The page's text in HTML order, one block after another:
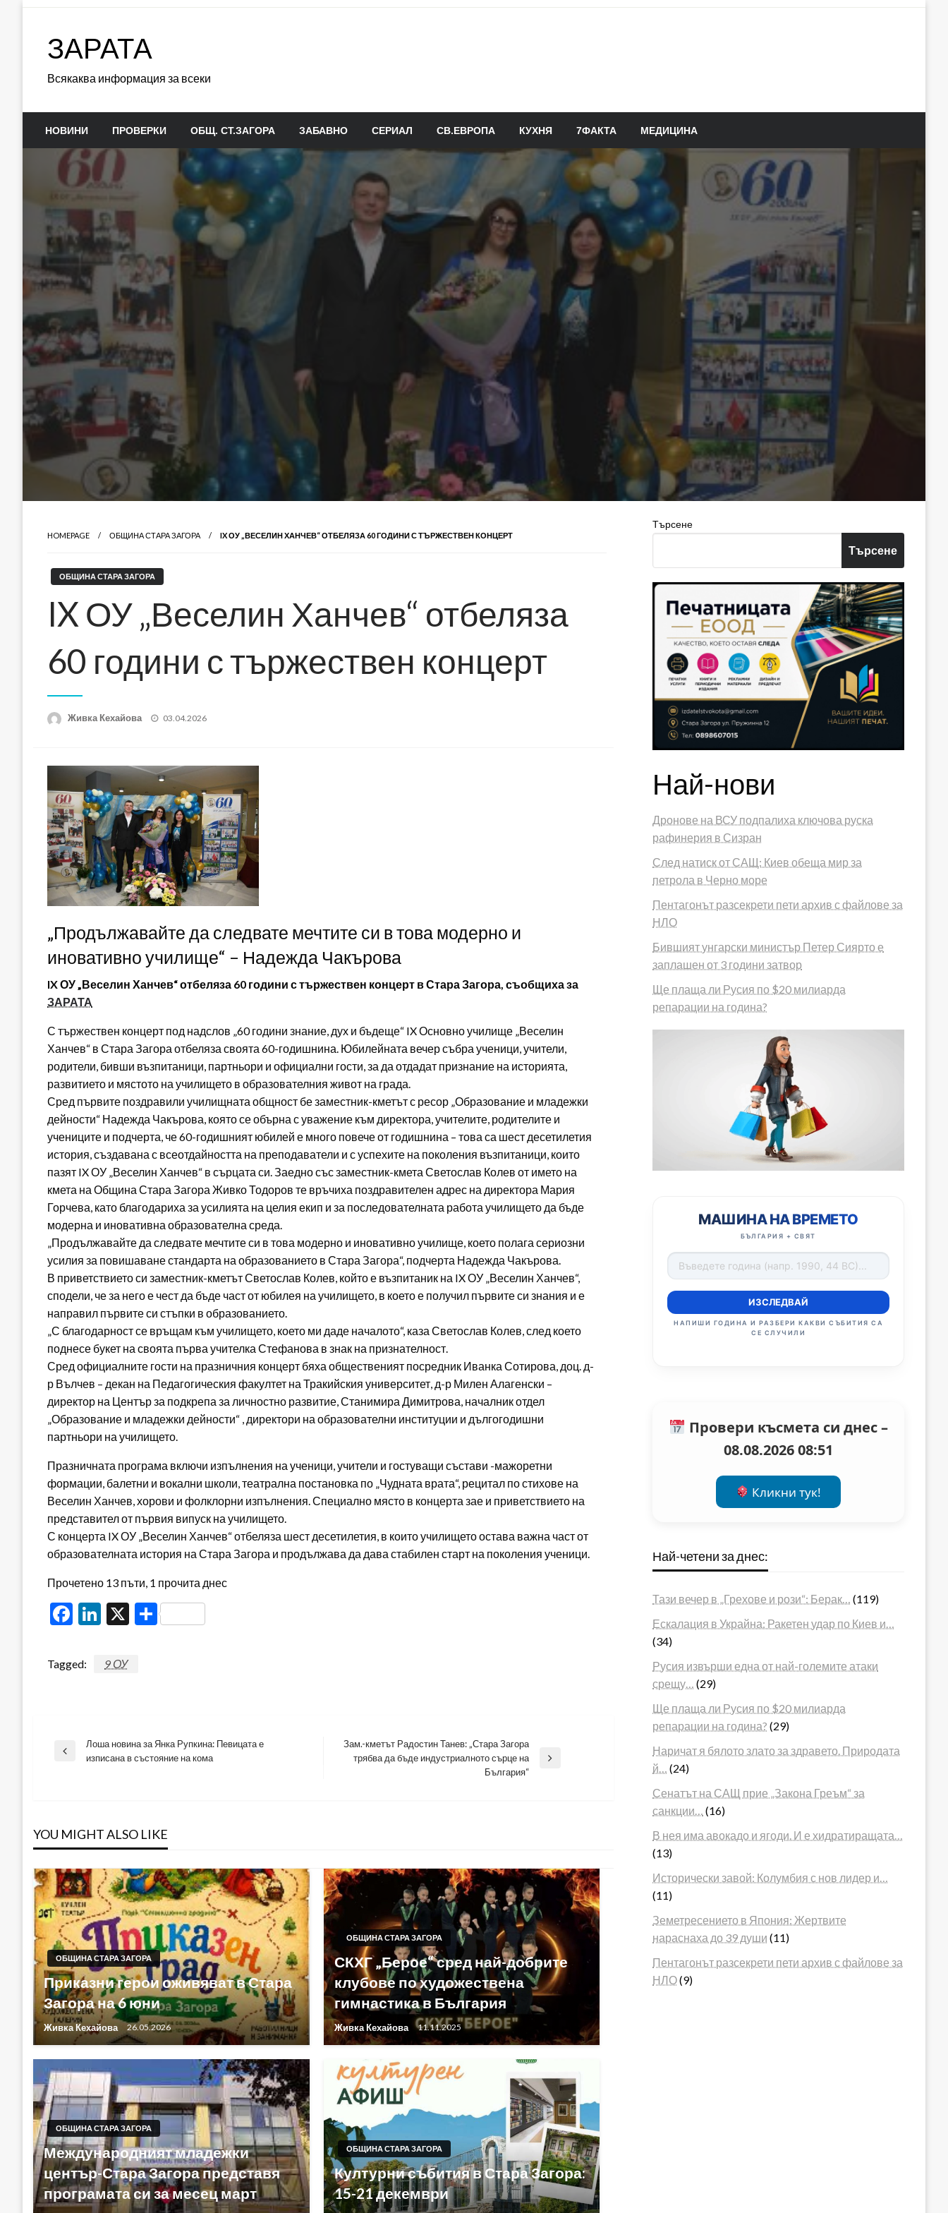
ЗАРАТА
Всякаква информация за всеки
НОВИНИ ПРОВЕРКИ ОБЩ. СТ.ЗАГОРА ЗАБАВНО СЕРИАЛ СВ.ЕВРОПА КУХНЯ 7ФАКТА МЕДИЦИНА
HOMEPAGE ОБЩИНА СТАРА ЗАГОРА IX ОУ „ВЕСЕЛИН ХАНЧЕВ“ ОТБЕЛЯЗА 60 ГОДИНИ С ТЪРЖЕСТВЕН КОНЦЕРТ
ОБЩИНА СТАРА ЗАГОРА
IX ОУ „Веселин Ханчев“ отбеляза
60 години с тържествен концерт
Живка Кехайова
Posted
03.04.2026
„Продължавайте да следвате мечтите си в това модерно и
иновативно училище“ – Надежда Чакърова
IX ОУ „Веселин Ханчев“ отбеляза 60 години с тържествен концерт в Стара Загора, съобщиха за
ЗАРАТА
С тържествен концерт под надслов „60 години знание, дух и бъдеще“ IX Основно училище „Веселин
Ханчев“ в Стара Загора отбеляза своята 60-годишнина. Юбилейната вечер събра ученици, учители,
родители, бивши възпитаници, партньори и официални гости, за да отдадат признание на историята,
развитието и мястото на училището в образователния живот на града.
Сред първите поздравили училищната общност бе заместник-кметът с ресор „Образование и младежки
дейности“ Надежда Чакърова, която се обърна с уважение към директора, учителите, родителите и
учениците и подчерта, че 60-годишният юбилей е много повече от годишнина – това са шест десетилетия
история, създавана с всеотдайността на преподаватели и с успехите на поколения възпитаници, които
пазят IX ОУ „Веселин Ханчев“ в сърцата си. Заедно със заместник-кмета Светослав Колев от името на
кмета на Община Стара Загора Живко Тодоров те връчиха поздравителен адрес на директора Мария
Горчева, като благодариха за усилията на целия екип и за последователната работа училището да бъде
модерна и иновативна образователна среда.
„Продължавайте да следвате мечтите си в това модерно и иновативно училище, което полага сериозни
усилия за повишаване стандарта на образованието в Стара Загора“, подчерта Надежда Чакърова.
В приветствието си заместник-кметът Светослав Колев, който е възпитаник на IX ОУ „Веселин Ханчев“,
сподели, че за него е чест да бъде част от юбилея на училището, в което е получил първите си знания и е
направил първите си стъпки в образованието.
„С благодарност се връщам към училището, което ми даде началото“, каза Светослав Колев, след което
поднесе букет на своята първа учителка Стефанова в знак на признателност.
Сред официалните гости на празничния концерт бяха общественият посредник Иванка Сотирова, доц. д-
р Вълчев – декан на Педагогическия факултет на Тракийския университет, д-р Милен Алагенски –
директор на Център за подкрепа за личностно развитие, Станимира Димитрова, началник отдел
„Образование и младежки дейности“ , директори на образователни институции и дългогодишни
партньори на училището.
Празничната програма включи изпълнения на ученици, учители и гостуващи състави -мажоретни
формации, балетни и вокални школи, театрална постановка по „Чудната врата“, рецитал по стихове на
Веселин Ханчев, хорови и фолклорни изпълнения. Специално място в концерта зае и приветствието на
представител от първия випуск на училището.
С концерта IX ОУ „Веселин Ханчев“ отбеляза шест десетилетия, в които училището остава важна част от
образователната история на Стара Загора и продължава да дава стабилен старт на поколения ученици.
Прочетено 13 пъти, 1 прочита днес
Facebook
LinkedIn
X Share
Tagged: 9 ОУ
Навигация
Previous
Лоша новина за Янка Рупкина: Певицата е
изписана в състояние на кома
Next
Зам.-кметът Радостин Танев: „Стара Загора
трябва да бъде индустриалното сърце на
България“
YOU MIGHT ALSO LIKE
ОБЩИНА СТАРА ЗАГОРА
Приказни герои оживяват в Стара
Загора на 6 юни
Живка Кехайова 26.05.2026
ОБЩИНА СТАРА ЗАГОРА
СКХГ „Берое“ сред най-добрите
клубове по художествена
гимнастика в България
Живка Кехайова 11.11.2025
ОБЩИНА СТАРА ЗАГОРА
Международният младежки
център-Стара Загора представя
програмата си за месец март
ОБЩИНА СТАРА ЗАГОРА
Културни събития в Стара Загора:
15-21 декември
Търсене
Търсене
Най-нови
Дронове на ВСУ подпалиха ключова руска
рафинерия в Сизран
След натиск от САЩ: Киев обеща мир за
петрола в Черно море
Пентагонът разсекрети пети архив с файлове за
НЛО
Бившият унгарски министър Петер Сиярто е
заплашен от 3 години затвор
Ще плаща ли Русия по $20 милиарда
репарации на година?
МАШИНА НА ВРЕМЕТО
БЪЛГАРИЯ + СВЯТ
ИЗСЛЕДВАЙ
НАПИШИ ГОДИНА И РАЗБЕРИ КАКВИ СЪБИТИЯ СА
СЕ СЛУЧИЛИ
Провери късмета си днес –
08.08.2026 08:51
Кликни тук!
Най-четени за днес:
Тази вечер в „Грехове и рози“: Берак…
(119)
Ескалация в Украйна: Ракетен удар по Киев и…
(34)
Русия извърши една от най-големите атаки
срещу…
(29)
Ще плаща ли Русия по $20 милиарда
репарации на година? (29)
Наричат я бялото злато за здравето. Природата
й…
(24)
Сенатът на САЩ прие „Закона Греъм“ за
санкции…
(16)
В нея има авокадо и ягоди. И е хидратиращата…
(13)
Исторически завой: Колумбия с нов лидер и…
(11)
Земетресението в Япония: Жертвите
нараснаха до 39 души (11)
Пентагонът разсекрети пети архив с файлове за
НЛО(9)